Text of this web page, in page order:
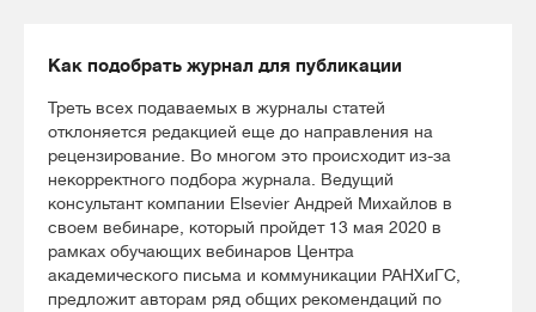
Как подобрать журнал для публикации
Треть всех подаваемых в журналы статей
отклоняется редакцией еще до направления на
рецензирование. Во многом это происходит из-за
некорректного подбора журнала. Ведущий
консультант компании Elsevier Андрей Михайлов в
своем вебинаре, который пройдет 13 мая 2020 в
рамках обучающих вебинаров Центра
академического письма и коммуникации РАНХиГС,
предложит авторам ряд общих рекомендаций по